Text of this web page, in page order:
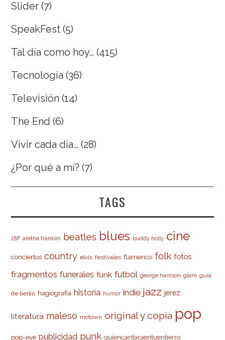
Slider (7)
SpeakFest (5)
Tal día como hoy… (415)
Tecnología (36)
Televisión (14)
The End (6)
Vivir cada día… (28)
¿Por qué a mí? (7)
TAGS
28F aretha franklin beatles blues buddy holly cine
conciertos country elvis festivales flamenco folk fotos
fragmentos funerales funk futbol george harrison glam guía
de berlín hagiografia historia humor indie jazz jerez
literatura maleso motown original y copia pop
pop-eye publicidad punk quiencantaraentuentierro